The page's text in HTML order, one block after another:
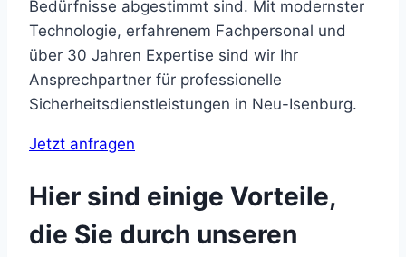
Bedürfnisse abgestimmt sind. Mit modernster
Technologie, erfahrenem Fachpersonal und
über 30 Jahren Expertise sind wir Ihr
Ansprechpartner für professionelle
Sicherheitsdienstleistungen in Neu-Isenburg.
Jetzt anfragen
Hier sind einige Vorteile,
die Sie durch unseren